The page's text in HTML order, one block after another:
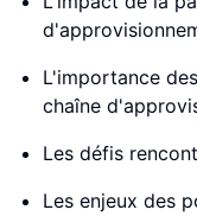
L'importance
chaîne
Les défis
Les enjeux des